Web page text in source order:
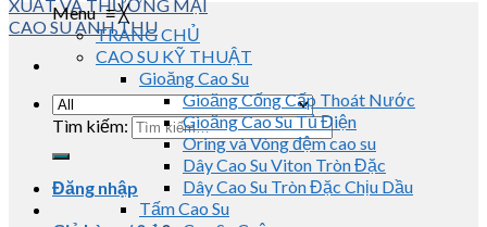
Tìm kiếm:
Đăng nhập
Menu≡╳
TRANG CHỦ
CAO SU KỸ THUẬT
Gioăng Cao Su
Gioăng Cống Cấp Thoát Nước
Gioăng Cao Su Tủ Điện
Oring và Vòng đệm cao su
Dây Cao Su Viton Tròn Đặc
Dây Cao Su Tròn Đặc Chịu Dầu
Tấm Cao Su